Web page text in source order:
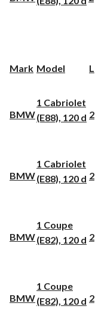
Mark Model L
BMW
1 Cabriolet
(E88), 120 d 2
BMW
1 Cabriolet
(E88), 120 d 2
BMW
1 Coupe
(E82), 120 d 2
BMW
1 Coupe
(E82), 120 d 2